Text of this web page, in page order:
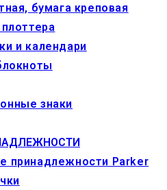
бумага креповая
и календари
знаки
принадлежности Parker